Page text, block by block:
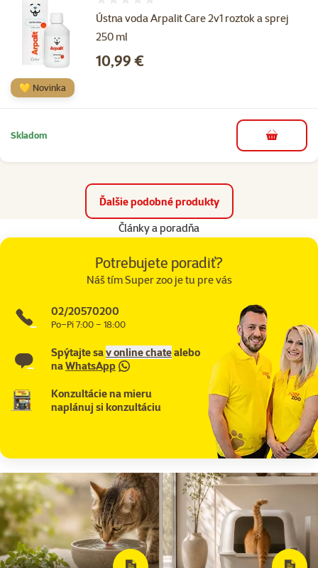
Ústna voda Arpalit Care 2v1 roztok a sprej
250 ml
Cena
10,99 €
💛 Novinka
Skladom do košíka
Ďalšie podobné produkty
Články a poradňa
Potrebujete poradiť?
Náš tím Super zoo je tu pre vás
02/20570200
Po–Pi 7:00 – 18:00
Spýtajte sav online chatealebo
naWhatsApp
Konzultácie na mieru
naplánuj si konzultáciu